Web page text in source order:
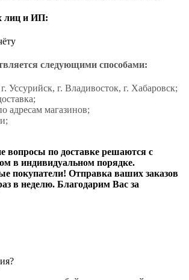
лиц и ИП:
следующими способами:
Уссурийск, г. Владивосток, г. Хабаровск;
адресам магазинов;
вопросы по доставке решаются с
в индивидуальном порядке.
покупатели! Отправка ваших заказов
в неделю. Благодарим Вас за